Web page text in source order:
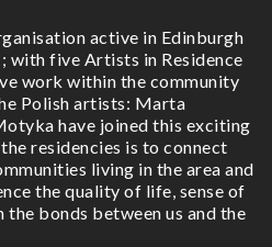
active in Edinburgh
with five Artists in Residence
work within the community
Polish artists: Marta
have joined this exciting
residencies is to connect
living in the area and
the quality of life, sense of
bonds between us and the